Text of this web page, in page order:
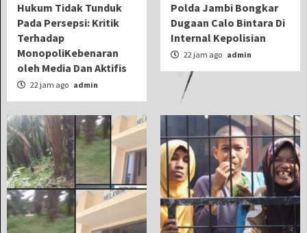
Hukum Tidak Tunduk
Pada Persepsi: Kritik
Terhadap
MonopoliKebenaran
oleh Media Dan Aktifis
22 jam ago admin
Polda Jambi Bongkar
Dugaan Calo Bintara Di
Internal Kepolisian
22 jam ago admin